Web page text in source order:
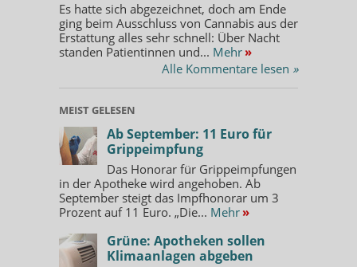
Gesetzgebung
Gesundheitspolitik
Personal
Es hatte sich abgezeichnet, doch am Ende
ging beim Ausschluss von Cannabis aus der
Erstattung alles sehr schnell: Über Nacht
standen Patientinnen und... Mehr »
Alle Kommentare lesen »
MEIST GELESEN
Ab September: 11 Euro für
Grippeimpfung
Das Honorar für Grippeimpfungen
in der Apotheke wird angehoben. Ab
September steigt das Impfhonorar um 3
Prozent auf 11 Euro. „Die... Mehr »
Grüne: Apotheken sollen
Klimaanlagen abgeben